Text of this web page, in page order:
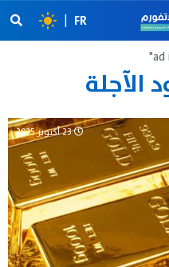
FR
|
الآجلة
23 أكتوبر 2025